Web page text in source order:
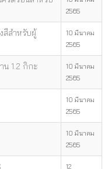
2565
สีสำหรับผู้
10 มีนาคม
2565
น 1.2 กิกะ
10 มีนาคม
2565
10 มีนาคม
2565
10 มีนาคม
2565
12